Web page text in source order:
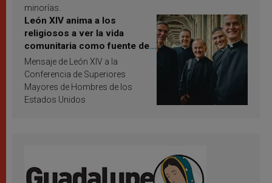
minorías.
León XIV anima a los
religiosos a ver la vida
comunitaria como fuente de
inspiración y santificación
Mensaje de León XIV a la
Conferencia de Superiores
Mayores de Hombres de los
Estados Unidos